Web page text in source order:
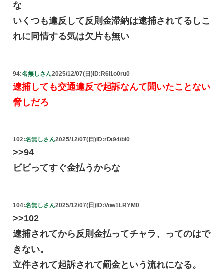
な
いくつも違反して反則金滞納は逮捕されてるしこ
れに同情する気は欠片も無い
94:名無しさん2025/12/07(日) ID:R6i1o0ru0
逮捕しても交通違反で起訴なんて聞いたことない
脅しだろ
102:名無しさん2025/12/07(日)ID:rDt94/bI0
>>94
ビビってすぐ金払うからな
104:名無しさん2025/12/07(日)ID:Vow1LRYM0
>>102
逮捕されてから反則金払ってチャラ、ってのはで
きない。
立件されて起訴されて罰金という流れになる。